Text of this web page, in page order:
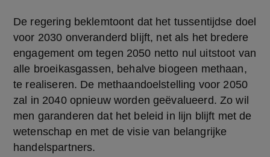
De regering beklemtoont dat het tussentijdse doel
voor 2030 onveranderd blijft, net als het bredere
engagement om tegen 2050 netto nul uitstoot van
alle broeikasgassen, behalve biogeen methaan,
te realiseren. De methaandoelstelling voor 2050
zal in 2040 opnieuw worden geëvalueerd. Zo wil
men garanderen dat het beleid in lijn blijft met de
wetenschap en met de visie van belangrijke
handelspartners.